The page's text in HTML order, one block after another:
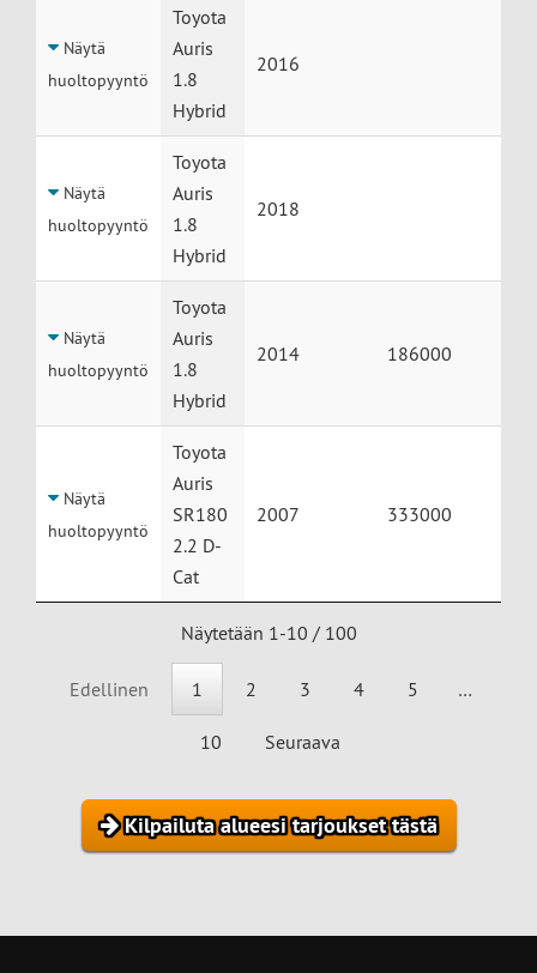
Näytä
huoltopyyntö
Toyota
Auris
1.8
Hybrid
2016
Näytä
huoltopyyntö
Toyota
Auris
1.8
Hybrid
2018
Näytä
huoltopyyntö
Toyota
Auris
1.8
Hybrid
2014 186000
Näytä
huoltopyyntö
Toyota
Auris
SR180
2.2 D-
Cat
2007 333000
Näytetään 1-10 / 100
Edellinen 1 2 3 4 5 …
10 Seuraava
Kilpailuta alueesi tarjoukset tästä